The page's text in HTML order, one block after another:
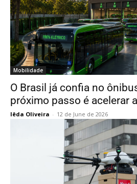
Mobilidade
O Brasil já confia no
próximo passo é acelerar
Iêda Oliveira - 12 de June de 2026